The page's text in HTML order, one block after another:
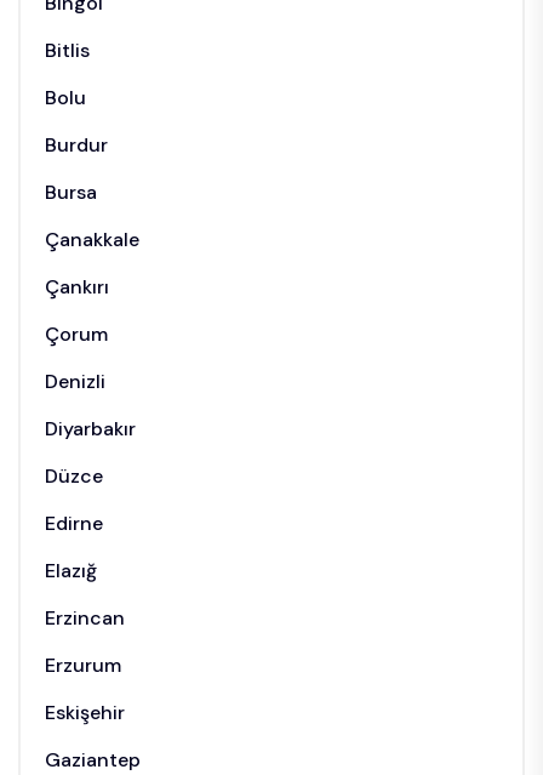
Bitlis
Bolu
Burdur
Bursa
Çanakkale
Çankırı
Çorum
Denizli
Diyarbakır
Düzce
Edirne
Elazığ
Erzincan
Erzurum
Eskişehir
Gaziantep